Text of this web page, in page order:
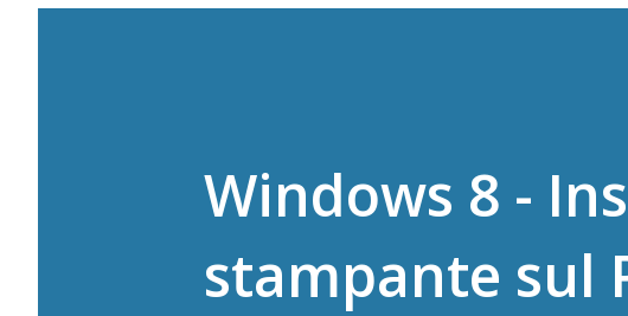
Windows 8 -
stampante sul